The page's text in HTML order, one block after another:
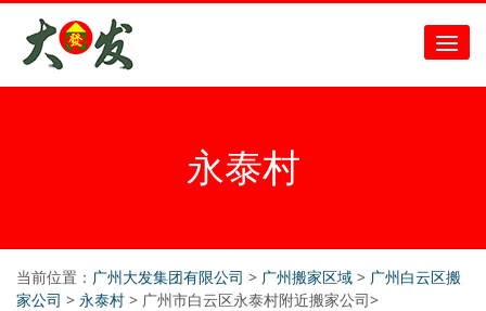
永泰村
当前位置： 广州大发集团有限公司 > 广州搬家区域 > 广州白云区搬
家公司 > 永泰村 > 广州市白云区永泰村附近搬家公司>